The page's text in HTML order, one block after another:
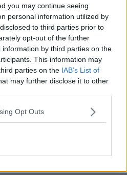
you may continue seeing
personal information utilized by
to third parties prior to
opt-out of the further
by third parties on the
This information may
parties on the IAB’s List of
may further disclose it to other
Opt Outs
Houston Rockets dévoilés